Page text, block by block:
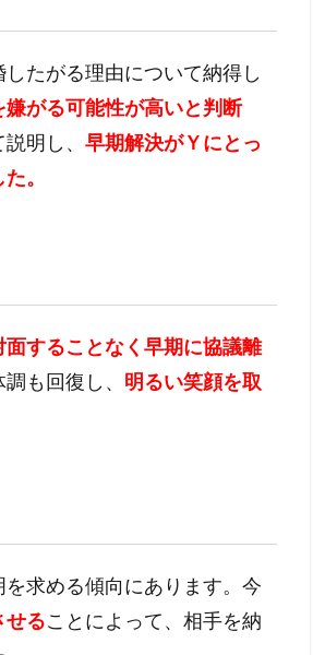
たがる理由について納得し
嫌がる可能性が高いと判断
明し、 早期解決がＹにとっ
。
面することなく早期に協議離
も回復し、 明るい笑顔を取
求める傾向にあります。今
せることによって、相手を納